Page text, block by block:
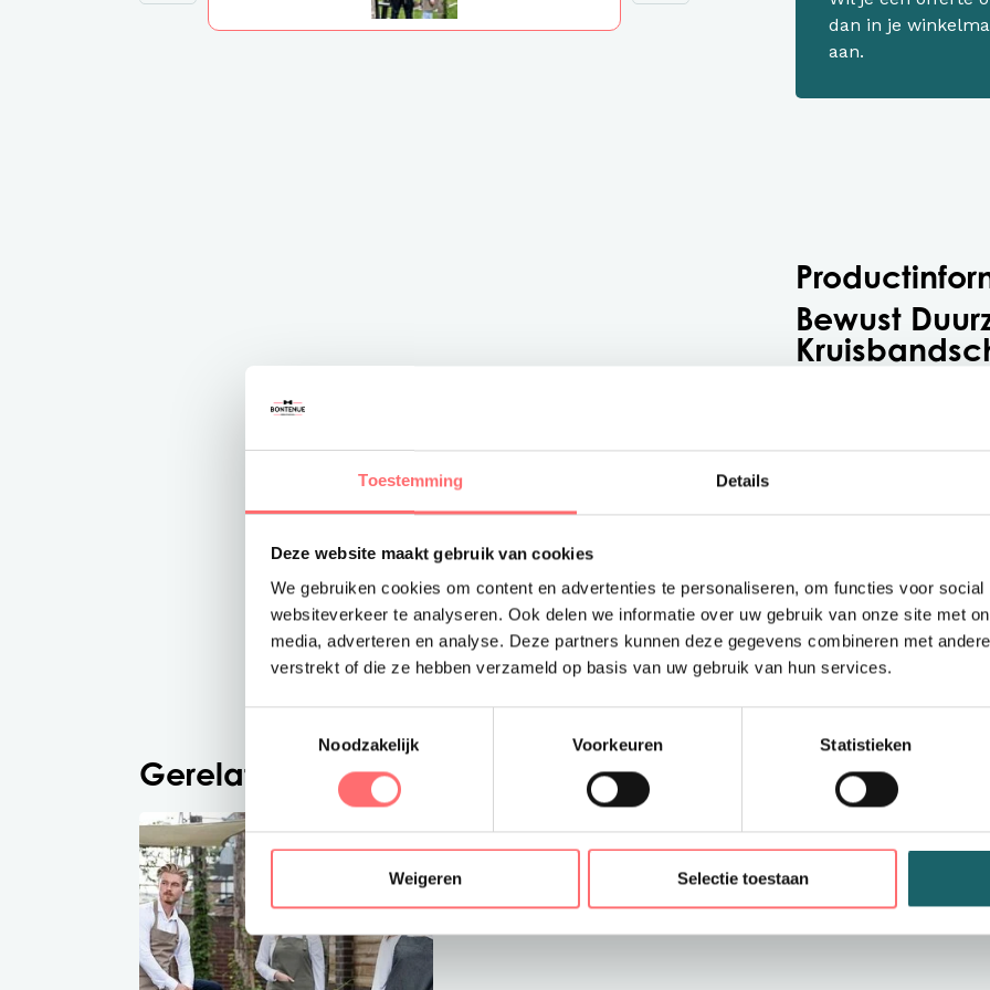
Toestemming Details
Deze website maakt gebruik van cookies
We gebruiken cookies om content en advertenties te personaliseren, om functies voor
websiteverkeer te analyseren. Ook delen we informatie over uw gebruik van onze site met
media, adverteren en analyse. Deze partners kunnen deze gegevens combineren met
verstrekt of die ze hebben verzameld op basis van uw gebruik van hun services.
Noodzakelijk
Voorkeuren Statistieken
Weigeren Selectie toestaan
dan in je
aan.
Bewust
Ditbewust
willen combineren.
Dankzij de
gelijkmatig verdeeld
draagcomfort en
opgestikte zak,
Lijn:bewust
Gerelateerde producten